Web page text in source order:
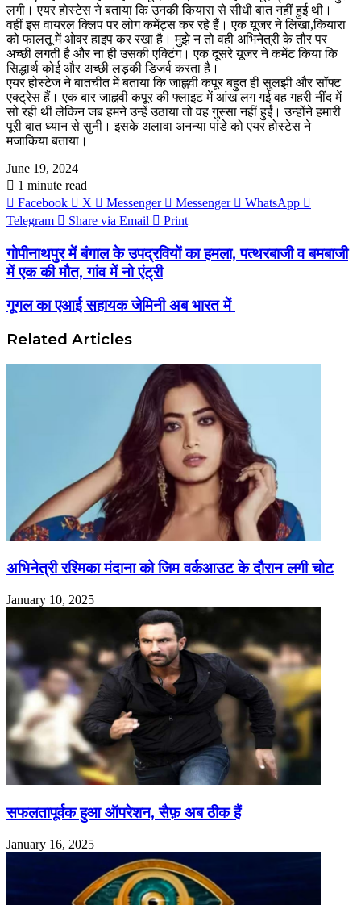
लगी। एयर होस्टेस ने बताया कि उनकी कियारा से सीधी बात नहीं हुई थी।
वहीं इस वायरल क्लिप पर लोग कमेंट्स कर रहे हैं। एक यूजर ने लिखा,कियारा
को फालतू में ओवर हाइप कर रखा है। मुझे न तो वही अभिनेत्री के तौर पर
अच्छी लगती है और ना ही उसकी एक्टिंग। एक दूसरे यूजर ने कमेंट किया कि
सिद्धार्थ कोई और अच्छी लड़की डिजर्व करता है।
एयर होस्टेज ने बातचीत में बताया कि जाह्नवी कपूर बहुत ही सुलझी और सॉफ्ट
एक्ट्रेस हैं। एक बार जाह्नवी कपूर की फ्लाइट में आंख लग गई वह गहरी नींद में
सो रही थीं लेकिन जब हमने उन्हें उठाया तो वह गुस्सा नहीं हुईं। उन्होंने हमारी
पूरी बात ध्यान से सुनी। इसके अलावा अनन्या पांडे को एयर होस्टेस ने
मजाकिया बताया।
June 19, 2024
1 minute read
Facebook
X Messenger Messenger
WhatsApp
Telegram
Share via Email Print
गोपीनाथपुर में बंगाल के उपद्रवियों का हमला, पत्थरबाजी व बमबाजी
में एक की मौत, गांव में नो एंट्री
गूगल का एआई सहायक जेमिनी अब भारत में
Related Articles
अभिनेत्री रश्मिका मंदाना को जिम वर्कआउट के दौरान लगी चोट
January 10, 2025
सफलतापूर्वक हुआ ऑपरेशन, सैफ़ अब ठीक हैं
January 16, 2025